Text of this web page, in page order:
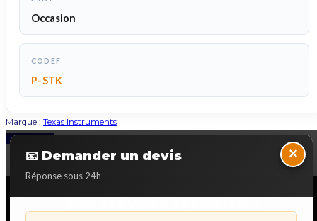
Occasion
CODEF
P-STK
Marque : Texas Instruments
📧 Demander un devis
Réponse sous 24h
×
Back to Top